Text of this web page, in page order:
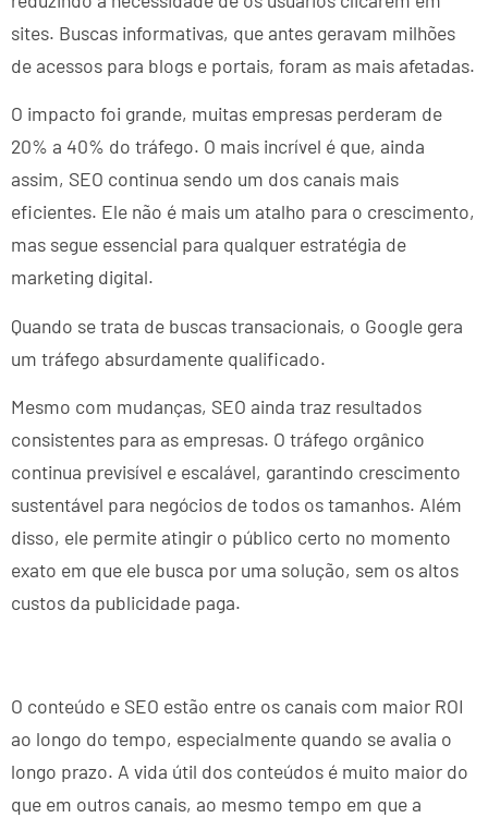
sites. Buscas informativas, que antes geravam milhões
de acessos para blogs e portais, foram as mais afetadas.
O impacto foi grande, muitas empresas perderam de
20% a 40% do tráfego. O mais incrível é que, ainda
assim, SEO continua sendo um dos canais mais
eficientes. Ele não é mais um atalho para o crescimento,
mas segue essencial para qualquer estratégia de
marketing digital.
Quando se trata de buscas transacionais, o Google gera
um tráfego absurdamente qualificado.
Mesmo com mudanças, SEO ainda traz resultados
consistentes para as empresas. O tráfego orgânico
continua previsível e escalável, garantindo crescimento
sustentável para negócios de todos os tamanhos. Além
disso, ele permite atingir o público certo no momento
exato em que ele busca por uma solução, sem os altos
custos da publicidade paga.
O conteúdo e SEO estão entre os canais com maior ROI
ao longo do tempo, especialmente quando se avalia o
longo prazo. A vida útil dos conteúdos é muito maior do
que em outros canais, ao mesmo tempo em que a